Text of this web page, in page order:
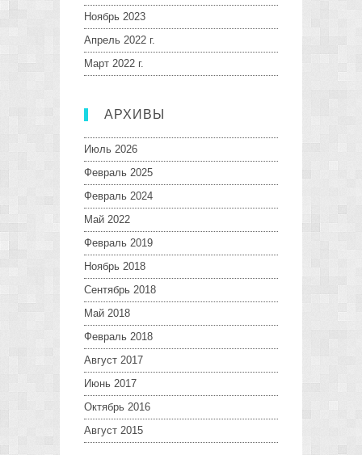
Ноябрь 2023
Апрель 2022 г.
Март 2022 г.
АРХИВЫ
Июль 2026
Февраль 2025
Февраль 2024
Май 2022
Февраль 2019
Ноябрь 2018
Сентябрь 2018
Май 2018
Февраль 2018
Август 2017
Июнь 2017
Октябрь 2016
Август 2015